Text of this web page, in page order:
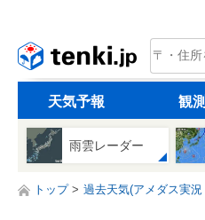
tenki.jp
天気予報 観測
雨雲レーダー
トップ 過去天気(アメダス実況